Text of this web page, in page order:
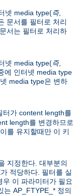
넷 media type(즉,
문서를 필터로 처리
서는 필터로 처리하
넷 media type(즉,
에 인터넷 media type
media type은 변하
터가 content length를
length를 변경하므로
를 유지할때만 이 키
지정한다. 대부분의
적당하다. 필터를 실
이 파라미터가 필요
는 AP_FTYPE_* 정의